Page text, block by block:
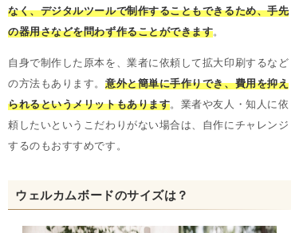
なく、デジタルツールで制作することもできるため、手先
の器用さなどを問わず作ることができます。
自身で制作した原本を、業者に依頼して拡大印刷するなど
の方法もあります。 意外と簡単に手作りでき、費用を抑え
られるというメリットもあります。業者や友人・知人に依
頼したいというこだわりがない場合は、自作にチャレンジ
するのもおすすめです。
ウェルカムボードのサイズは？